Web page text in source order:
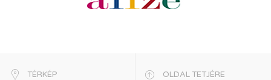
TÉRKÉP OLDAL TETJÉRE